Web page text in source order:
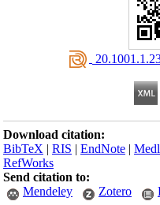
Download citation:
BibTeX |RIS |EndNote |
RefWorks
Send citation to:
Mendeley
Zotero